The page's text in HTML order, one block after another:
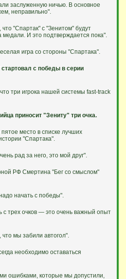
заслуженную ничью. В основное
неправильно".
"Спартак" с "Зенитом" будут
И это подтверждается пока".
игра со стороны "Спартака".
с победы в серии
три игрока нашей системы fast‑track
приносит "Зениту" три очка.
место в списке лучших
"Спартака".
рад за него, это мой друг".
РФ Смертина "Бег со смыслом"
начать с победы".
трех очков — это очень важный опыт
мы забили автогол".
необходимо оставаться
ошибками, которые мы допустили,